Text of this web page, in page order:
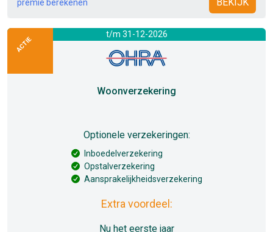
premie berekenen
t/m 31-12-2026
Woonverzekering
Optionele verzekeringen:
Inboedelverzekering
Opstalverzekering
Aansprakelijkheidsverzekering
Extra voordeel:
Nu het eerste jaar
ACTIE